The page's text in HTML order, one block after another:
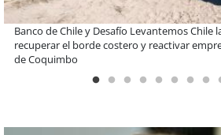
EBI Chile reúne a expertos para abordar
infraestructura en gestión circular de